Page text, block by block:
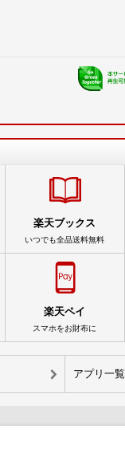
楽天ブックス
いつでも全品送料無料
楽天ペイ
スマホをお財布に
アプリ一覧